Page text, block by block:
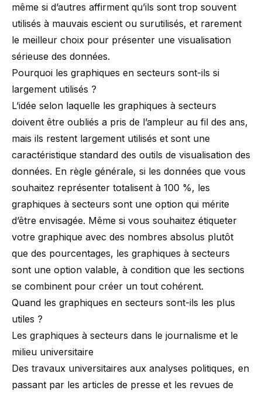
même si d’autres affirment qu’ils sont trop souvent
utilisés à mauvais escient ou surutilisés, et rarement
le meilleur choix pour présenter une visualisation
sérieuse des données.
Pourquoi les graphiques en secteurs sont-ils si
largement utilisés ?
L’idée selon laquelle les graphiques à secteurs
doivent être oubliés a pris de l’ampleur au fil des ans,
mais ils restent largement utilisés et sont une
caractéristique standard des outils de visualisation des
données. En règle générale, si les données que vous
souhaitez représenter totalisent à 100 %, les
graphiques à secteurs sont une option qui mérite
d’être envisagée. Même si vous souhaitez étiqueter
votre graphique avec des nombres absolus plutôt
que des pourcentages, les graphiques à secteurs
sont une option valable, à condition que les sections
se combinent pour créer un tout cohérent.
Quand les graphiques en secteurs sont-ils les plus
utiles ?
Les graphiques à secteurs dans le journalisme et le
milieu universitaire
Des travaux universitaires aux analyses politiques, en
passant par les articles de presse et les revues de